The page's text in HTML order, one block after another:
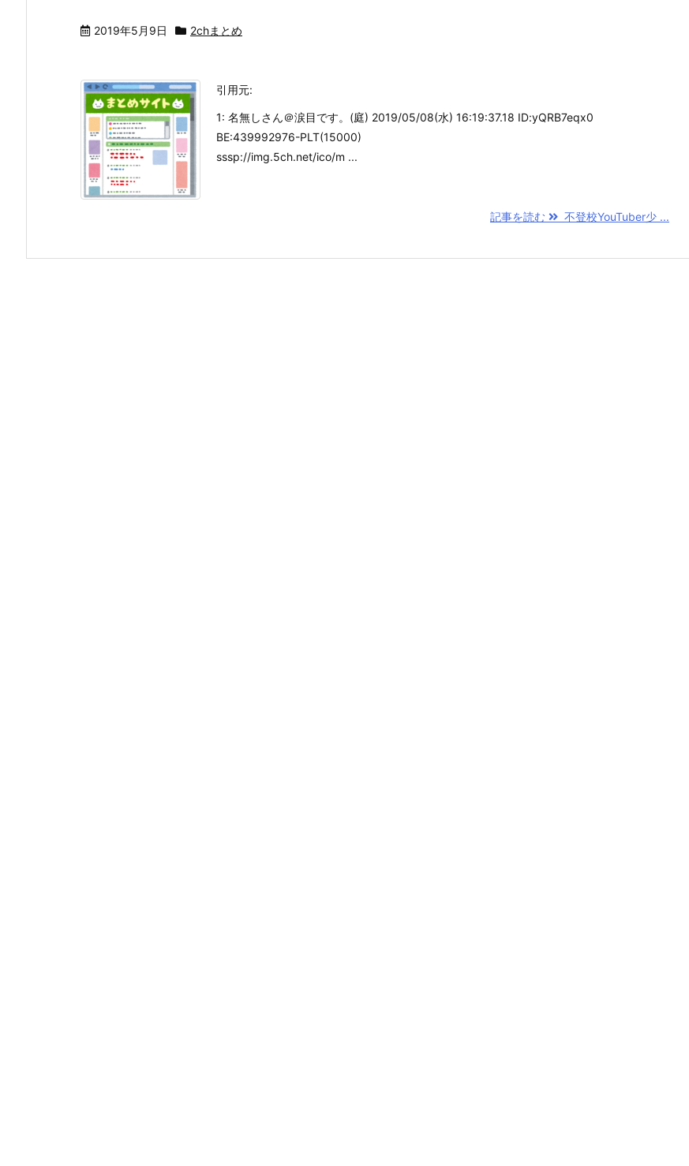
2019年5月9日 2chまとめ
引用元:
1: 名無しさん＠涙目です。(庭) 2019/05/08(水) 16:19:37.18 ID:yQRB7eqx0
BE:439992976-PLT(15000)
sssp://img.5ch.net/ico/m ...
記事を読む 不登校YouTuber少 ...